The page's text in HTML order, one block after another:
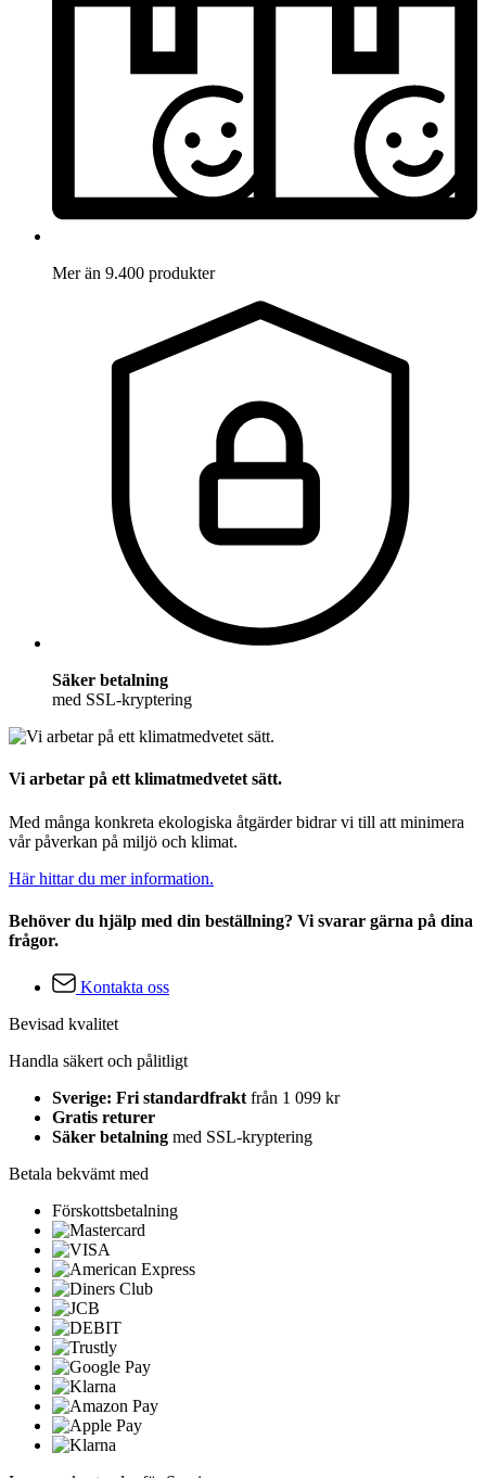
Mer än 9.400 produkter
Säker betalning
med SSL-kryptering
Vi arbetar på ett klimatmedvetet sätt.
Med många konkreta ekologiska åtgärder bidrar vi till att minimera
vår påverkan på miljö och klimat.
Här hittar du mer information.
Behöver du hjälp med din beställning? Vi svarar gärna på dina
frågor.
Kontakta oss
Bevisad kvalitet
Handla säkert och pålitligt
Sverige: Fri standardfrakt från 1 099 kr
Gratis returer
Säker betalning med SSL-kryptering
Betala bekvämt med
Förskottsbetalning